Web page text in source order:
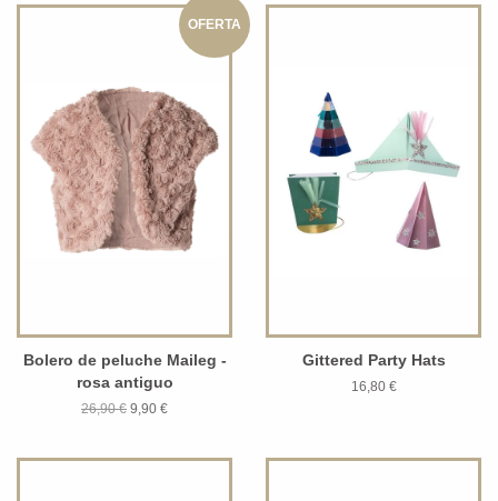
OFERTA
Bolero de peluche Maileg -
rosa antiguo
26,90 € 9,90 €
Gittered Party Hats
16,80 €